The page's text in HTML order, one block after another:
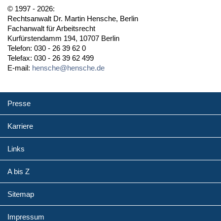
© 1997 - 2026:
Rechtsanwalt Dr. Martin Hensche, Berlin
Fachanwalt für Arbeitsrecht
Kurfürstendamm 194, 10707 Berlin
Telefon: 030 - 26 39 62 0
Telefax: 030 - 26 39 62 499
E-mail: hensche@hensche.de
Presse
Karriere
Links
A bis Z
Sitemap
Impressum